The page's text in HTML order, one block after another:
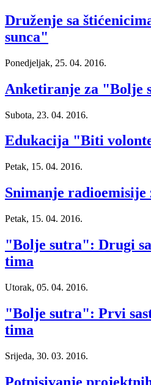
Druženje sa
sunca"
Ponedjeljak, 25. 04. 2016.
Anketiranje za "Bolje
Subota, 23. 04. 2016.
Edukacija "Biti
Petak, 15. 04. 2016.
Snimanje
Petak, 15. 04. 2016.
"Bolje sutra": Drugi
tima
Utorak, 05. 04. 2016.
"Bolje sutra": Prvi
tima
Srijeda, 30. 03. 2016.
Potpisivanje